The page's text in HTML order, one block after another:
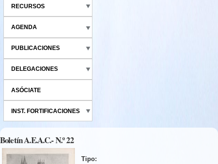
RECURSOS
AGENDA
PUBLICACIONES
DELEGACIONES
ASÓCIATE
INST. FORTIFICACIONES
Boletín A.E.A.C.- N.º 22
Tipo: